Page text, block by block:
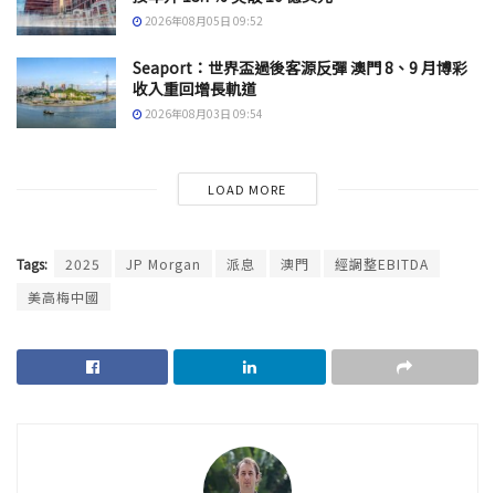
2026年08月05日 09:52
Seaport：世界盃過後客源反彈 澳門 8、9 月博彩
收入重回增長軌道
2026年08月03日 09:54
LOAD MORE
Tags: 2025 JP Morgan 派息 澳門
經調整EBITDA
美高梅中國